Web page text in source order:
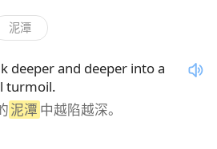
泥潭
deeper and deeper into a
turmoil.
泥潭 中越陷越深。